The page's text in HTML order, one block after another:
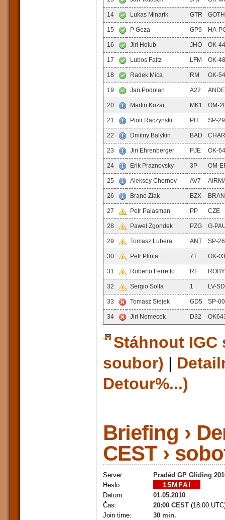
14 Lukas Minarik GTR
15 P Geza GP9 HA-
16 Jiri Holub JHO OK-
17 Lubos Faitz LFM OK-
18 Radek Mica RM OK-
19 Jan Podolan A22
20 Martin Kozar MK1 OM-
21 Piotr Raczynski PIT SP-
22 Dmitriy Balykin BAD
23 Jiri Ehrenberger PJE OK-
24 Erik Praznovsky 3P OM-
25 Aleksey Chernov AV7
26 Brano Ziak BZX
27 Petr Palasman PP CZE
28 Pawel Zgondek PZG G-
29 Tomasz Lubera ANT SP-
30 Petr Plinta 7T OK-
31 Roberto Ferretto RF
32 Sergio Solfa 1 LV-
33 Tomasz Siejek GD5 SP-
34 Jiri Nemecek D32
Stáhnout
soubor) |
Detour%...)
Briefing ›
CEST ›
Server:
Praděd GP Gliding
Heslo:
Datum:
01.05.2010
Čas:
20:00 CEST (18:00
Join time:
30 min.